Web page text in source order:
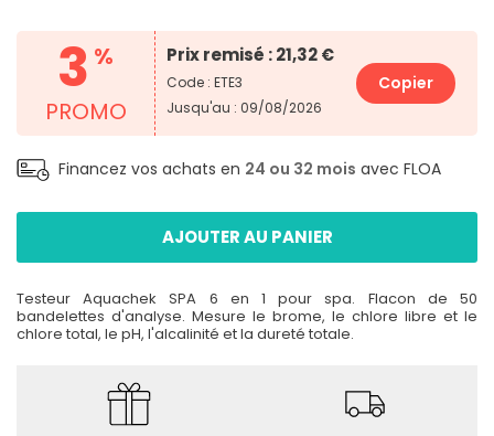
3 %
PROMO
Prix remisé : 21,32 €
Code : ETE3
Jusqu'au : 09/08/2026
Copier
Financez vos achats en 24 ou 32 mois avec FLOA
AJOUTER AU PANIER
Testeur Aquachek SPA 6 en 1 pour spa. Flacon de 50
bandelettes d'analyse. Mesure le brome, le chlore libre et le
chlore total, le pH, l'alcalinité et la dureté totale.